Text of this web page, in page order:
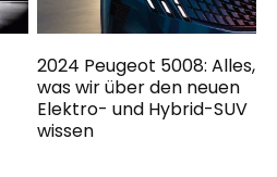
2024 Peugeot 5008: Alles,
was wir über den neuen
Elektro- und Hybrid-SUV
wissen